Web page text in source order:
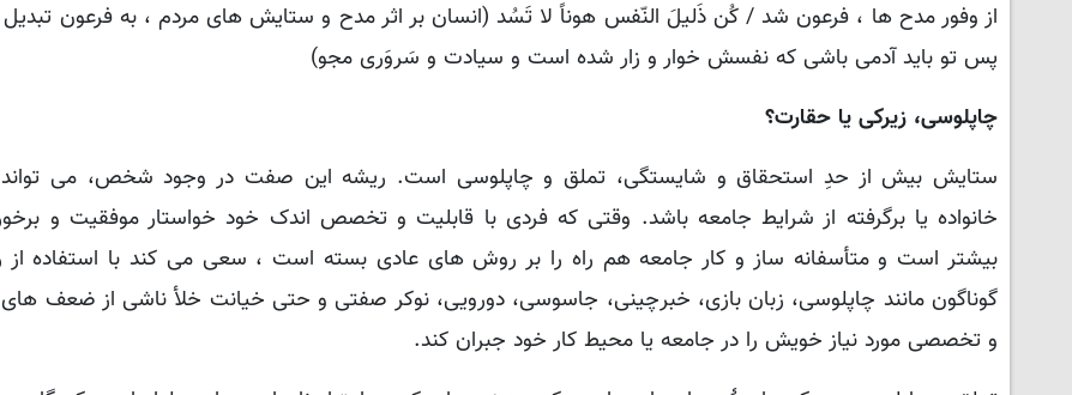
از وفور مدح ها ، فرعون شد / کُن ذَلیلَ النّفس هوناً لا تَسُد (انسان بر اثر مدح و ستایش های مردم ، به فرعون
پس تو باید آدمی باشی که نفسش خوار و زار شده است و سیادت و سَروَری مجو)
چاپلوسی، زیرکی یا حقارت؟
ستایش بیش از حدِ استحقاق و شایستگی، تملق و چاپلوسی است. ریشه این صفت در وجود شخص، می تواند
خانواده یا برگرفته از شرایط جامعه باشد. وقتی که فردی با قابلیت و تخصص اندک خود خواستار موفقیت و
بیشتر است و متأسفانه ساز و کار جامعه هم راه را بر روش های عادی بسته است ، سعی می کند با استفاده
گوناگون مانند چاپلوسی، زبان بازی، خبرچینی، جاسوسی، دورویی، نوکر صفتی و حتی خیانت خلأ ناشی از ضعف
و تخصصی مورد نیاز خویش را در جامعه یا محیط کار خود جبران کند.